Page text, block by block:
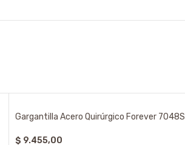
Gargantilla Acero Quirúrgico Forever 7048S
$ 9.455,00